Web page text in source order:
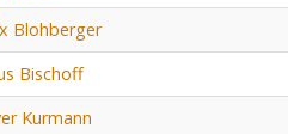
Blohberger
Bischoff
Kurmann